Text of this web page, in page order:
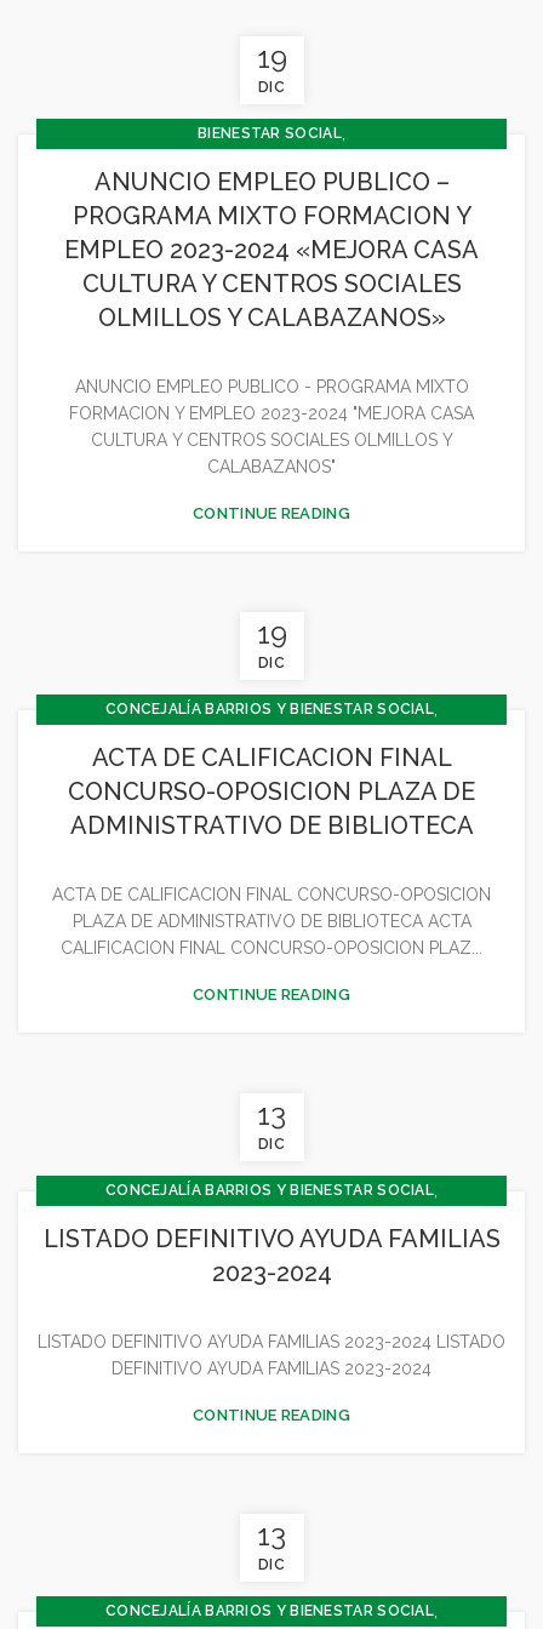
19
DIC
BIENESTAR SOCIAL,
CONCEJALÍA ECONOMÍA,
CONCEJALÍA JUVENTUD INFANCIA Y PARTICIPACIÓN
GENERAL
ANUNCIO EMPLEO PUBLICO –
PROGRAMA MIXTO FORMACION Y
EMPLEO 2023-2024 «MEJORA CASA
CULTURA Y CENTROS SOCIALES
OLMILLOS Y CALABAZANOS»
ANUNCIO EMPLEO PUBLICO - PROGRAMA MIXTO
FORMACION Y EMPLEO 2023-2024 "MEJORA CASA
CULTURA Y CENTROS SOCIALES OLMILLOS Y
CALABAZANOS"
CONTINUE READING
19
DIC
CONCEJALÍA BARRIOS Y BIENESTAR SOCIAL
CONCEJALÍA JUVENTUD INFANCIA Y PARTICIPACIÓN
CONCEJALÍA OBRAS ,GENERAL
ACTA DE CALIFICACION FINAL
CONCURSO-OPOSICION PLAZA DE
ADMINISTRATIVO DE BIBLIOTECA
ACTA DE CALIFICACION FINAL CONCURSO-OPOSICION
PLAZA DE ADMINISTRATIVO DE BIBLIOTECA ACTA
CALIFICACION FINAL CONCURSO-OPOSICION PLAZ...
CONTINUE READING
13
DIC
CONCEJALÍA BARRIOS Y BIENESTAR SOCIAL
CONCEJALÍA JUVENTUD INFANCIA Y PARTICIPACIÓN,
GENERAL
LISTADO DEFINITIVO AYUDA FAMILIAS
2023-2024
LISTADO DEFINITIVO AYUDA FAMILIAS 2023-2024 LISTADO
DEFINITIVO AYUDA FAMILIAS 2023-2024
CONTINUE READING
13
DIC
CONCEJALÍA BARRIOS Y BIENESTAR SOCIAL